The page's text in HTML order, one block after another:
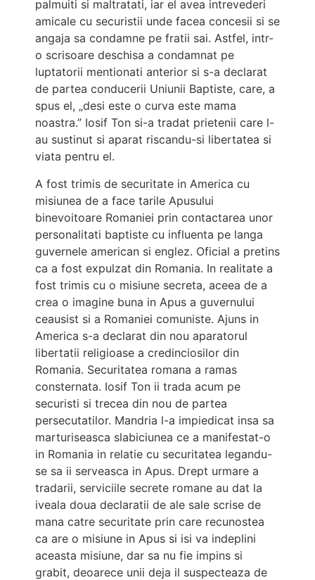
palmuiti si maltratati, iar el avea intrevederi
amicale cu securistii unde facea concesii si se
angaja sa condamne pe fratii sai. Astfel, intr-
o scrisoare deschisa a condamnat pe
luptatorii mentionati anterior si s-a declarat
de partea conducerii Uniunii Baptiste, care, a
spus el, „desi este o curva este mama
noastra.” Iosif Ton si-a tradat prietenii care l-
au sustinut si aparat riscandu-si libertatea si
viata pentru el.
A fost trimis de securitate in America cu
misiunea de a face tarile Apusului
binevoitoare Romaniei prin contactarea unor
personalitati baptiste cu influenta pe langa
guvernele american si englez. Oficial a pretins
ca a fost expulzat din Romania. In realitate a
fost trimis cu o misiune secreta, aceea de a
crea o imagine buna in Apus a guvernului
ceausist si a Romaniei comuniste. Ajuns in
America s-a declarat din nou aparatorul
libertatii religioase a credinciosilor din
Romania. Securitatea romana a ramas
consternata. Iosif Ton ii trada acum pe
securisti si trecea din nou de partea
persecutatilor. Mandria l-a impiedicat insa sa
marturiseasca slabiciunea ce a manifestat-o
in Romania in relatie cu securitatea legandu-
se sa ii serveasca in Apus. Drept urmare a
tradarii, serviciile secrete romane au dat la
iveala doua declaratii de ale sale scrise de
mana catre securitate prin care recunostea
ca are o misiune in Apus si isi va indeplini
aceasta misiune, dar sa nu fie impins si
grabit, deoarece unii deja il suspecteaza de